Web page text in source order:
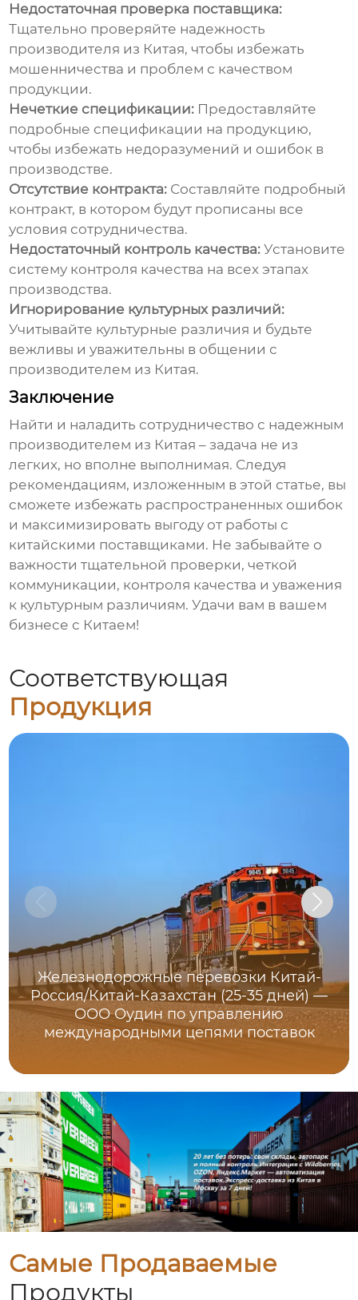
Недостаточная проверка поставщика:
Тщательно проверяйте надежность
производителя из Китая, чтобы избежать
мошенничества и проблем с качеством
продукции.
Нечеткие спецификации: Предоставляйте
подробные спецификации на продукцию,
чтобы избежать недоразумений и ошибок в
производстве.
Отсутствие контракта: Составляйте подробный
контракт, в котором будут прописаны все
условия сотрудничества.
Недостаточный контроль качества: Установите
систему контроля качества на всех этапах
производства.
Игнорирование культурных различий:
Учитывайте культурные различия и будьте
вежливы и уважительны в общении с
производителем из Китая.
Заключение
Найти и наладить сотрудничество с надежным
производителем из Китая – задача не из
легких, но вполне выполнимая. Следуя
рекомендациям, изложенным в этой статье, вы
сможете избежать распространенных ошибок
и максимизировать выгоду от работы с
китайскими поставщиками. Не забывайте о
важности тщательной проверки, четкой
коммуникации, контроля качества и уважения
к культурным различиям. Удачи вам в вашем
бизнесе с Китаем!
Соответствующая
Продукция
Железнодорожные перевозки Китай-
Россия/Китай-Казахстан (25-35 дней) —
ООО Оудин по управлению
международными цепями поставок
Самые Продаваемые
Продукты